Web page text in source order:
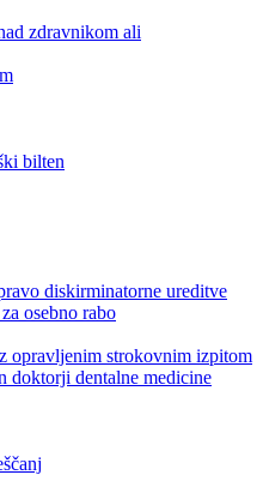
zdravnikom ali
bilten
diskirminatorne ureditve
osebno rabo
opravljenim strokovnim izpitom
doktorji dentalne medicine